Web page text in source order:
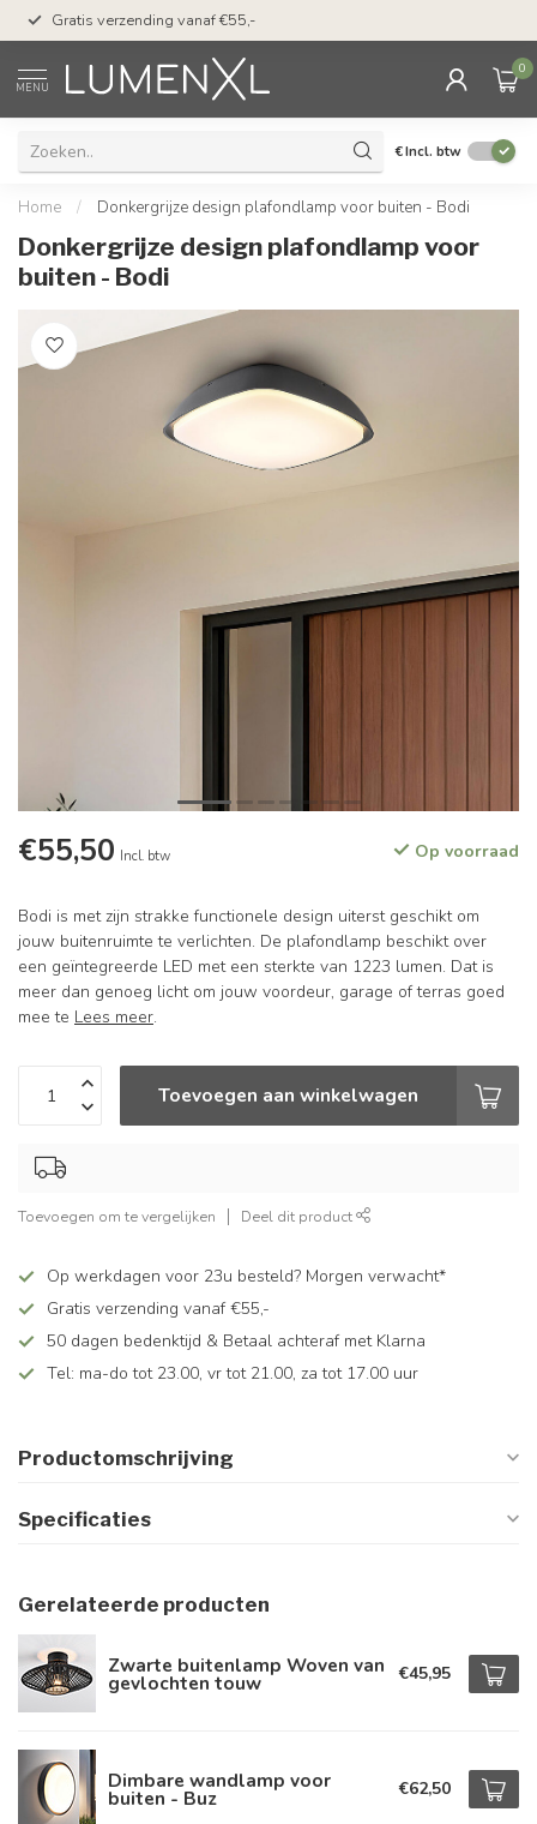
Gratis verzending vanaf €55,-
MENU
0
€Incl. btw
Home / Donkergrijze design plafondlamp voor buiten - Bodi
Donkergrijze design plafondlamp voor
buiten - Bodi
€55,50 Incl. btw Op voorraad
Bodi is met zijn strakke functionele design uiterst geschikt om
jouw buitenruimte te verlichten. De plafondlamp beschikt over
een geïntegreerde LED met een sterkte van 1223 lumen. Dat is
meer dan genoeg licht om jouw voordeur, garage of terras goed
mee te Lees meer.
Toevoegen aan winkelwagen
Toevoegen om te vergelijken Deel dit product
Op werkdagen voor 23u besteld? Morgen verwacht*
Gratis verzending vanaf €55,-
50 dagen bedenktijd & Betaal achteraf met Klarna
Tel: ma-do tot 23.00, vr tot 21.00, za tot 17.00 uur
Productomschrijving
Specificaties
Gerelateerde producten
Zwarte buitenlamp Woven van
gevlochten touw €45,95
Dimbare wandlamp voor
buiten - Buz €62,50